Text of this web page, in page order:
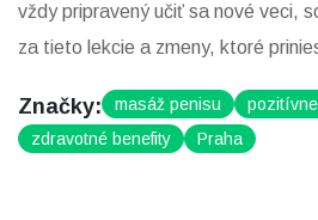
vždy pripravený učiť sa nové veci,
za tieto lekcie a zmeny, ktoré
Značky: masáž penisu
zdravotné benefity
Praha